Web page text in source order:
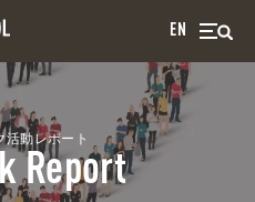
EN
活動レポート
Report